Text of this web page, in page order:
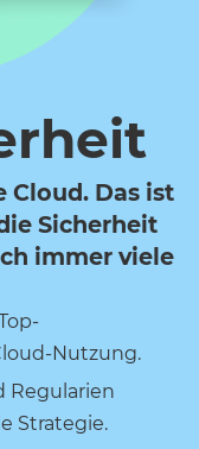
Das ist
Sicherheit
immer viele
Nutzung.
Regularien
Strategie.